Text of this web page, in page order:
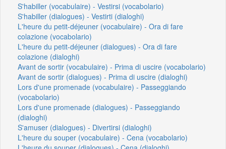
S'habiller (vocabulaire) - Vestirsi (vocabolario)
S'habiller (dialogues) - Vestirti (dialoghi)
L'heure du petit-déjeuner (vocabulaire) - Ora di fare
colazione (vocabolario)
L'heure du petit-déjeuner (dialogues) - Ora di fare
colazione (dialoghi)
Avant de sortir (vocabulaire) - Prima di uscire (vocabolario)
Avant de sortir (dialogues) - Prima di uscire (dialoghi)
Lors d'une promenade (vocabulaire) - Passeggiando
(vocabolario)
Lors d'une promenade (dialogues) - Passeggiando
(dialoghi)
S'amuser (dialogues) - Divertirsi (dialoghi)
L'heure du souper (vocabulaire) - Cena (vocabolario)